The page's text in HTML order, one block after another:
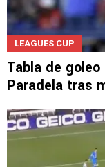
Tabla de
Paradela tras